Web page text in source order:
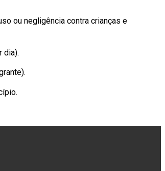
ou negligência contra crianças e
dia).